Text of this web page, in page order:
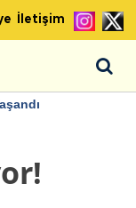
İletişim